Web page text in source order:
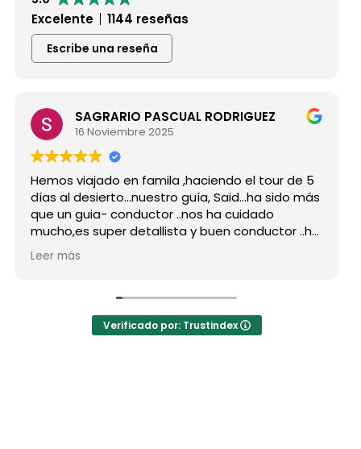
Excelente
1144 reseñas
Escribe una reseña
SAGRARIO PASCUAL RODRIGUEZ
16 Noviembre 2025
viajado en famila ,haciendo el tour de 5
desierto...nuestro guía, Said...ha sido más
guia- conductor ..nos ha cuidado
super detallista y buen conductor ..ha
atento a todas nuestras peticiones y
muchos lugares
a la agencia,..súper agradecida a Mila
Hicimos
grupo
Desde
Verificado por: Trustindex